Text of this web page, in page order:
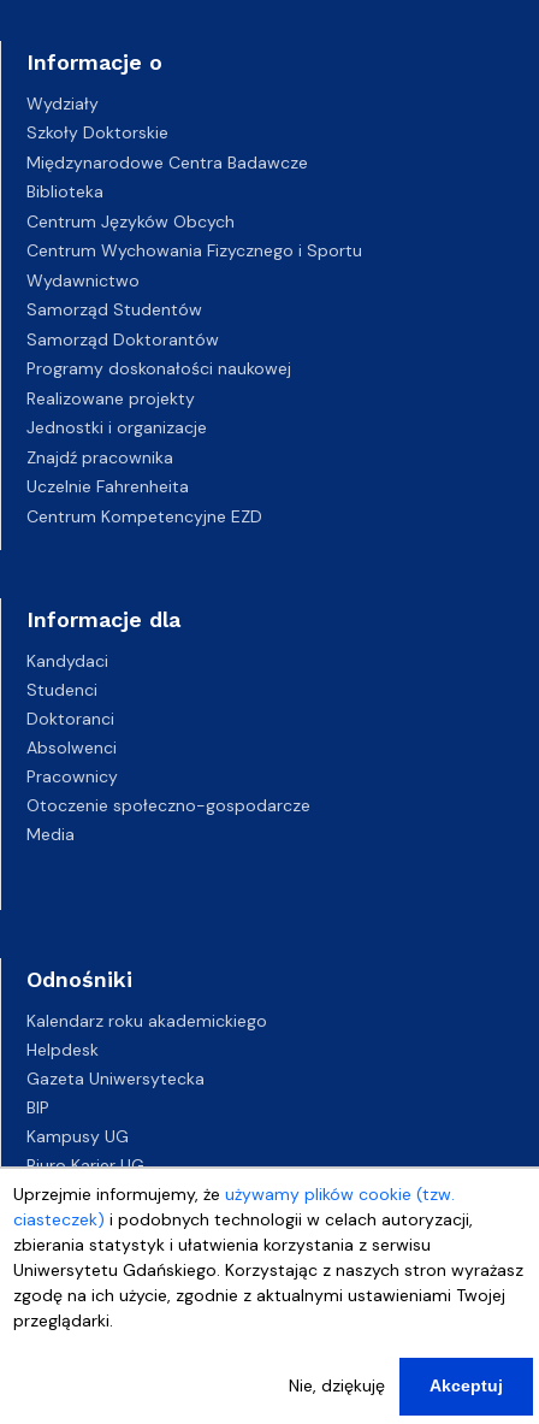
Uprzejmie informujemy, żeużywamy plików cookie (tzw.
ciasteczek) i podobnych technologii w celach autoryzacji,
zbierania statystyk i ułatwienia korzystania z serwisu
Uniwersytetu Gdańskiego. Korzystając z naszych stron wyrażasz
zgodę na ich użycie, zgodnie z aktualnymi ustawieniami Twojej
przeglądarki.
Nie, dziękuję Akceptuj
Informacje o
Wydziały
Szkoły Doktorskie
Międzynarodowe Centra Badawcze
Biblioteka
Centrum Języków Obcych
Centrum Wychowania Fizycznego i Sportu
Wydawnictwo
Samorząd Studentów
Samorząd Doktorantów
Programy doskonałości naukowej
Realizowane projekty
Jednostki i organizacje
Znajdź pracownika
Uczelnie Fahrenheita
Centrum Kompetencyjne EZD
Informacje dla
Kandydaci
Studenci
Doktoranci
Absolwenci
Pracownicy
Otoczenie społeczno-gospodarcze
Media
Odnośniki
Kalendarz roku akademickiego
Helpdesk
Gazeta Uniwersytecka
BIP
Kampusy UG
Biuro Karier UG
Oferty pracy
Deklaracja dostępności